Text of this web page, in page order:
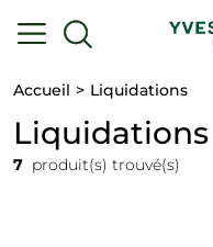
Accueil Liquidations
Liquidations
7 produit(s) trouvé(s)